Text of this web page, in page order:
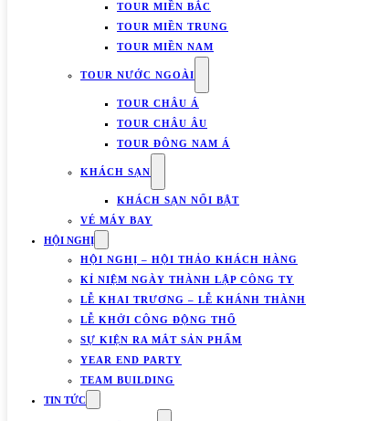
TOUR MIỀN BẮC
TOUR MIỀN TRUNG
TOUR MIỀN NAM
TOUR NƯỚC NGOÀI
TOUR CHÂU Á
TOUR CHÂU ÂU
TOUR ĐÔNG NAM Á
KHÁCH SẠN
KHÁCH SẠN NỔI BẬT
VÉ MÁY BAY
HỘI NGHỊ
HỘI NGHỊ – HỘI THẢO KHÁCH HÀNG
KỈ NIỆM NGÀY THÀNH LẬP CÔNG TY
LỄ KHAI TRƯƠNG – LỄ KHÁNH THÀNH
LỄ KHỞI CÔNG ĐỘNG THỔ
SỰ KIỆN RA MẮT SẢN PHẨM
YEAR END PARTY
TEAM BUILDING
TIN TỨC